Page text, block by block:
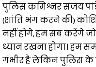
पुलिस कमिश्नर संजय
(शांति भंग करने की)
नहीं होंगे, हम सब करेंगे
ध्यान रखना होगा। हम
गंभीर है लेकिन पुलिस के